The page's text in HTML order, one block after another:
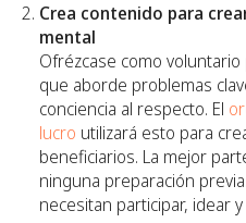
Crea contenido para
mental
Ofrézcase como
que aborde problemas
conciencia al respecto. El
lucro utilizará esto para
beneficiarios. La mejor
ninguna preparación
necesitan participar, idear y